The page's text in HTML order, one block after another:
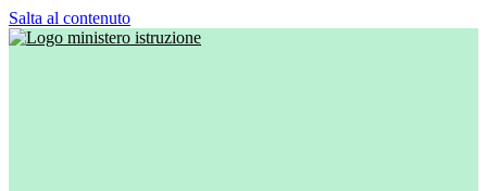
Salta al contenuto